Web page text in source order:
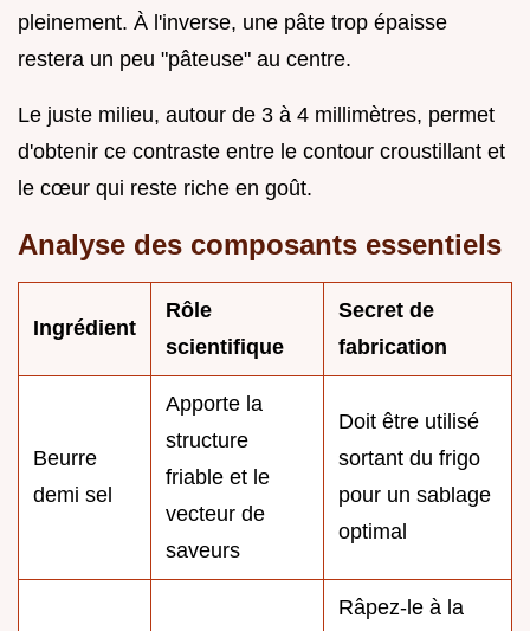
pleinement. À l'inverse, une pâte trop épaisse
restera un peu "pâteuse" au centre.
Le juste milieu, autour de 3 à 4 millimètres, permet
d'obtenir ce contraste entre le contour croustillant et
le cœur qui reste riche en goût.
Analyse des composants essentiels
Ingrédient
Rôle
scientifique
Secret de
fabrication
Beurre
demi sel
Apporte la
structure
friable et le
vecteur de
saveurs
Doit être utilisé
sortant du frigo
pour un sablage
optimal
Râpez-le à la